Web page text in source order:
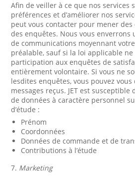
Afin de veiller à ce que nos services
préférences et d’améliorer nos
peut vous contacter pour mener
des enquêtes. Nous vous enverrons
de communications moyennant
préalable, sauf si la loi applicable ne
participation aux enquêtes de
entièrement volontaire. Si vous ne
lesdites enquêtes, vous pouvez
messages reçus. JET est
de données à caractère personnel
d’étude :
Prénom
Coordonnées
Données de commande et de
Contributions à l’étude
7. Marketing